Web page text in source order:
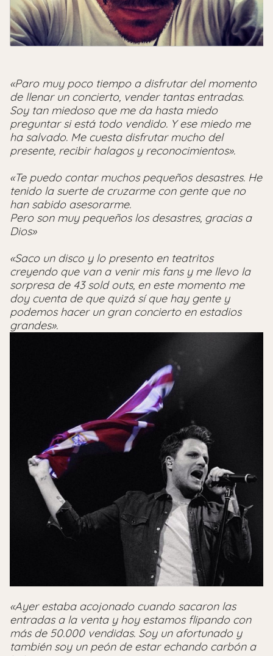
«Paro muy poco tiempo a disfrutar del momento
de llenar un concierto, vender tantas entradas.
Soy tan miedoso que me da hasta miedo
preguntar si está todo vendido. Y ese miedo me
ha salvado. Me cuesta disfrutar mucho del
presente, recibir halagos y reconocimientos».
«Te puedo contar muchos pequeños desastres. He
tenido la suerte de cruzarme con gente que no
han sabido asesorarme.
Pero son muy pequeños los desastres, gracias a
Dios»
«Saco un disco y lo presento en teatritos
creyendo que van a venir mis fans y me llevo la
sorpresa de 43 sold outs, en este momento me
doy cuenta de que quizá sí que hay gente y
podemos hacer un gran concierto en estadios
grandes».
«Ayer estaba acojonado cuando sacaron las
entradas a la venta y hoy estamos flipando con
más de 50.000 vendidas. Soy un afortunado y
también soy un peón de estar echando carbón a